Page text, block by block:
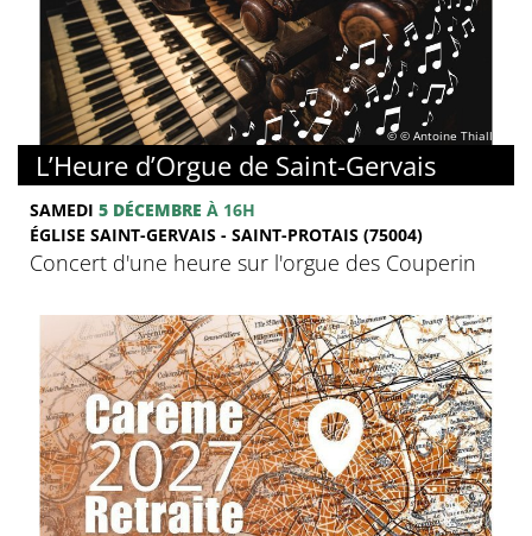
© © Antoine Thiallier
L’Heure d’Orgue de Saint-Gervais
SAMEDI 5 DÉCEMBRE À 16H
ÉGLISE SAINT-GERVAIS - SAINT-PROTAIS (75004)
Concert d'une heure sur l'orgue des Couperin